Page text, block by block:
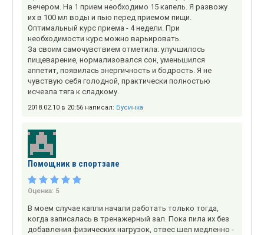
вечером. На 1 прием необходимо 15 капель. Я развожу
их в 100 мл воды и пью перед приемом пищи.
Оптимальный курс приема - 4 недели. При
необходимости курс можно варьировать.
За своим самочувствием отметила: улучшилось
пищеварение, нормализовался сон, уменьшился
аппетит, появилась энергичность и бодрость. Я не
чувствую себя голодной, практически полностью
исчезла тяга к сладкому.
2018.02.10 в 20:56 написал: Бусинка
Помощник в спортзале
Оценка: 5
В моем случае капли начали работать только тогда,
когда записалась в тренажерный зал. Пока пила их без
добавления физических нагрузок, отвес шел медленно -